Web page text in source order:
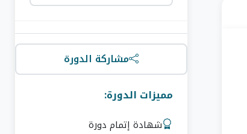
مشاركة الدورة
مميزات الدورة:
شهادة إتمام دورة